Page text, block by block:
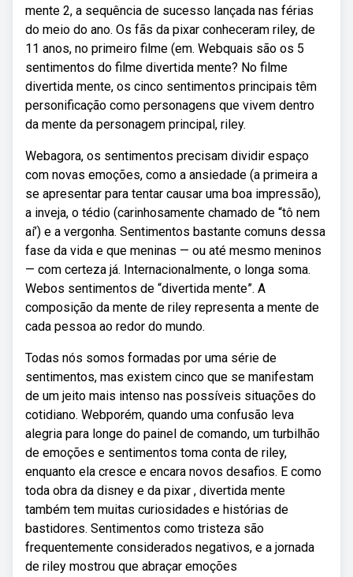
mente 2, a sequência de sucesso lançada nas férias
do meio do ano. Os fãs da pixar conheceram riley, de
11 anos, no primeiro filme (em. Webquais são os 5
sentimentos do filme divertida mente? No filme
divertida mente, os cinco sentimentos principais têm
personificação como personagens que vivem dentro
da mente da personagem principal, riley.
Webagora, os sentimentos precisam dividir espaço
com novas emoções, como a ansiedade (a primeira a
se apresentar para tentar causar uma boa impressão),
a inveja, o tédio (carinhosamente chamado de “tô nem
aí’) e a vergonha. Sentimentos bastante comuns dessa
fase da vida e que meninas — ou até mesmo meninos
— com certeza já. Internacionalmente, o longa soma.
Webos sentimentos de “divertida mente”. A
composição da mente de riley representa a mente de
cada pessoa ao redor do mundo.
Todas nós somos formadas por uma série de
sentimentos, mas existem cinco que se manifestam
de um jeito mais intenso nas possíveis situações do
cotidiano. Webporém, quando uma confusão leva
alegria para longe do painel de comando, um turbilhão
de emoções e sentimentos toma conta de riley,
enquanto ela cresce e encara novos desafios. E como
toda obra da disney e da pixar , divertida mente
também tem muitas curiosidades e histórias de
bastidores. Sentimentos como tristeza são
frequentemente considerados negativos, e a jornada
de riley mostrou que abraçar emoções